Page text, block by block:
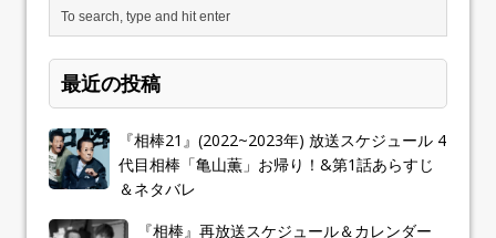
最近の投稿
『相棒21』(2022~2023年) 放送スケジュール 4
代目相棒「亀山薫」お帰り！&第1話あらすじ
＆ネタバレ
『相棒』再放送スケジュール＆カレンダー